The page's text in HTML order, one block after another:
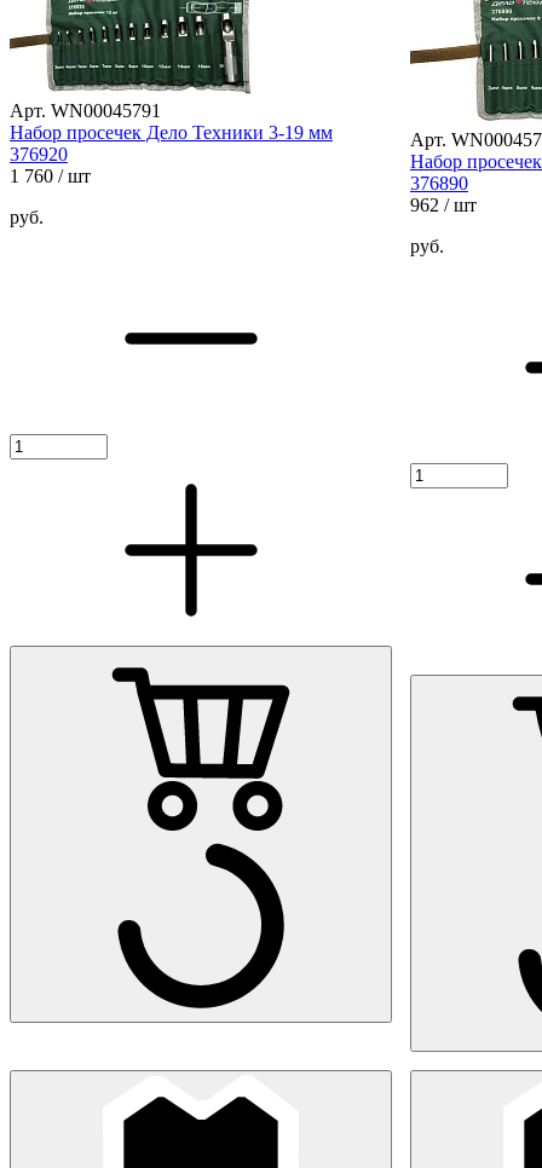
Арт. WN00045791
Набор просечек Дело Техники 3-19 мм
376920
1 760 / шт
руб.
Арт.
Набор
376890
962 / шт
руб.